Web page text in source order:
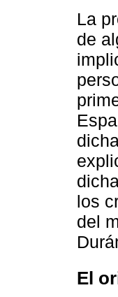
La
de
los
del
El